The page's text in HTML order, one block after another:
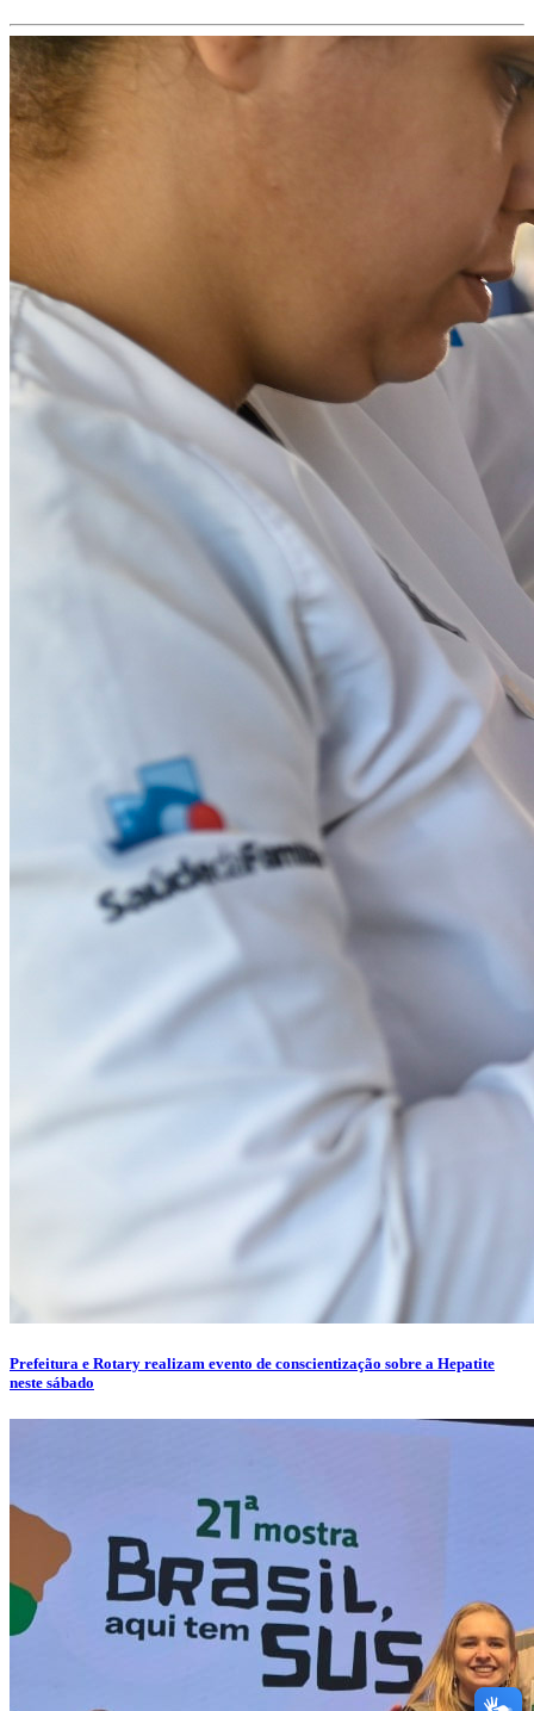
Prefeitura e Rotary realizam evento de conscientização sobre a Hepatite
neste sábado